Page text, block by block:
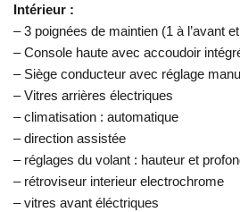
Intérieur :
– 3 poignées de maintien (1 à l’avant
– Console haute avec accoudoir
– Siège conducteur avec réglage
– Vitres arrières électriques
– climatisation : automatique
– direction assistée
– réglages du volant : hauteur et
– rétroviseur interieur electrochrome
– vitres avant éléctriques